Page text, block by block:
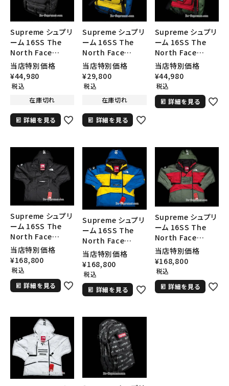
キーワードから探す
人気ワード 2025AW 2025SS
Tシャツ・ロングスリーブ
キャップ・ハット
パーカー・クルーネック
コラボレーションブランドから探す
並び順
価格から探す
円 ～
円
在庫のない商品を表示する
絞り込んで検索する
Supreme シュプリ
ーム 16SS The
North Face
Steep Tech
Backpack ノース
フェイスティープテ
当店特別価格
¥44,980
税込
在庫切れ
詳細を見る
Supreme シュプリ
ーム 16SS The
North Face
Steep Tech
Backpack ノース
フェイスティープテ
当店特別価格
¥29,800
税込
在庫切れ
詳細を見る
Supreme シュプリ
ーム 16SS The
North Face
Steep Tech
Backpack ノース
フェイスティープテ
クバックパック オリ
ーブ
当店特別価格
¥44,980
税込
詳細を見る
Supreme シュプリ
ーム 16SS The
North Face
Steep Tech
Hooded Jacket
ノースフェイスティ
ープテクフードジャ
ケット ブラック
当店特別価格
¥168,800
税込
詳細を見る
Supreme シュプリ
ーム 16SS The
North Face
Steep Tech
Hooded Jacket
ノースフェイスティ
ープテクフードジャ
ケット ロイヤル
当店特別価格
¥168,800
税込
詳細を見る
Supreme シュプリ
ーム 16SS The
North Face
Steep Tech
Hooded Jacket
ノースフェイスティ
ープテクフードジャ
ケット オリーブ
当店特別価格
¥168,800
税込
詳細を見る